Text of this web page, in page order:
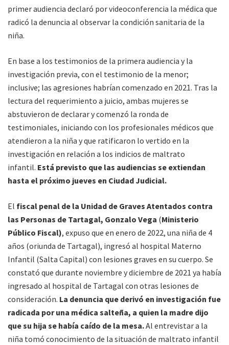
primer audiencia declaró por videoconferencia la médica que
radicó la denuncia al observar la condición sanitaria de la
niña.
En base a los testimonios de la primera audiencia y la
investigación previa, con el testimonio de la menor;
inclusive; las agresiones habrían comenzado en 2021. Tras la
lectura del requerimiento a juicio, ambas mujeres se
abstuvieron de declarar y comenzó la ronda de
testimoniales, iniciando con los profesionales médicos que
atendieron a la niña y que ratificaron lo vertido en la
investigación en relación a los indicios de maltrato
infantil. Está previsto que las audiencias se extiendan
hasta el próximo jueves en Ciudad Judicial.
El fiscal penal de la Unidad de Graves Atentados contra
las Personas de Tartagal, Gonzalo Vega (Ministerio
Público Fiscal), expuso que en enero de 2022, una niña de 4
años (oriunda de Tartagal), ingresó al hospital Materno
Infantil (Salta Capital) con lesiones graves en su cuerpo. Se
constató que durante noviembre y diciembre de 2021 ya había
ingresado al hospital de Tartagal con otras lesiones de
consideración. La denuncia que derivó en investigación fue
radicada por una médica salteña, a quien la madre dijo
que su hija se había caído de la mesa.Al entrevistar a la
niña tomó conocimiento de la situación de maltrato infantil